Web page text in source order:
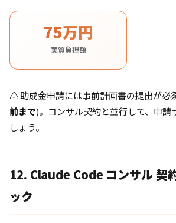
75万円
実質負担額
⚠️ 助成金申請には事前計画書の提出が必
前まで)。コンサル契約と並行して、申請
しょう。
12. Claude Code コンサル 契
ック